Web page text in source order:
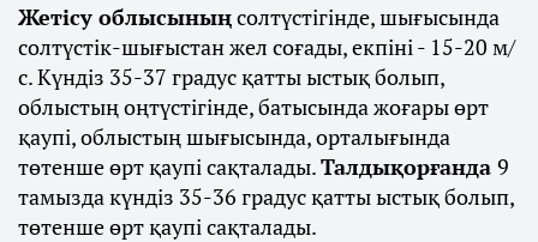
Жетісу облысыныңсолтүстігінде, шығысында
солтүстік-шығыстан жел соғады, екпіні - 15-20 м/
с. Күндіз 35-37 градус қатты ыстық болып,
облыстың оңтүстігінде, батысында жоғары өрт
қаупі, облыстың шығысында, орталығында
төтенше өрт қаупі сақталады.Талдықорғанда 9
тамызда күндіз 35-36 градус қатты ыстық болып,
төтенше өрт қаупі сақталады.